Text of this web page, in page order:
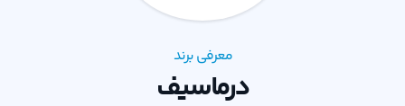
معرفی برند
درماسیف